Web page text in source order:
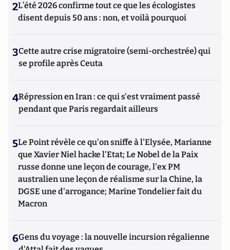
2L’été 2026 confirme tout ce que les écologistes
disent depuis 50 ans : non, et voilà pourquoi
3Cette autre crise migratoire (semi-orchestrée) qui
se profile après Ceuta
4Répression en Iran : ce qui s'est vraiment passé
pendant que Paris regardait ailleurs
5Le Point révèle ce qu'on sniffe à l'Elysée, Marianne
que Xavier Niel hacke l'Etat; Le Nobel de la Paix
russe donne une leçon de courage, l'ex PM
australien une leçon de réalisme sur la Chine, la
DGSE une d'arrogance; Marine Tondelier fait du
Macron
6Gens du voyage : la nouvelle incursion régalienne